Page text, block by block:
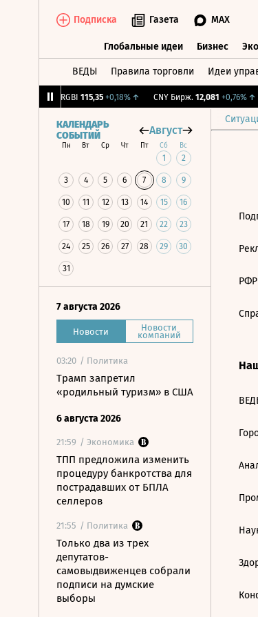
Подписка Газета MAX
Глобальные идеи Бизнес
ВЕДЫ Правила торговли Идеи
RGBI 115,35 +0,18%↑ CNY Бирж. 12,081 +0,76%↑
КАЛЕНДАРЬ
СОБЫТИЙ
Август
Пн Вт Ср Чт Пт Сб Вс
1 2
3 4 5 6 7 8 9
10 11 12 13 14 15 16
17 18 19 20 21 22 23
24 25 26 27 28 29 30
31
7 августа 2026
Новости Новости
компаний
03:20 / Политика
Трамп запретил
«родильный туризм» в США
6 августа 2026
21:59 / Экономика
ТПП предложила изменить
процедуру банкротства для
пострадавших от БПЛА
селлеров
21:55 / Политика
Только два из трех
депутатов-
самовыдвиженцев собрали
подписи на думские
выборы